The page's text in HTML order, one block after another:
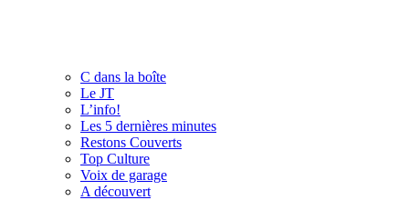
C dans la boîte
Le JT
L’info!
Les 5 dernières minutes
Restons Couverts
Top Culture
Voix de garage
A découvert